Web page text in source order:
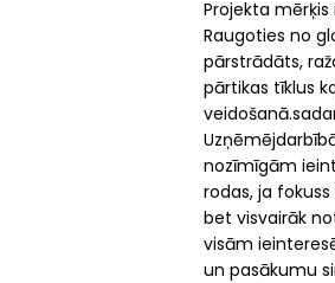
Projekta
Raugoties no
pārstrādāts,
pārtikas tīklus
nozīmīgām
rodas, ja
bet visvairāk
visām
un pasākumu